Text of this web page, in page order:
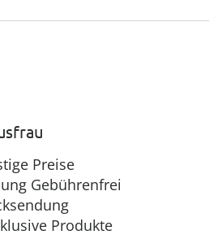
Preise
Gebührenfrei
Produkte